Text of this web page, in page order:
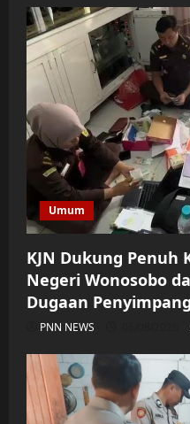
Umum
KJN Dukung Penuh
Negeri Wonosobo
Dugaan
PNN NEWS